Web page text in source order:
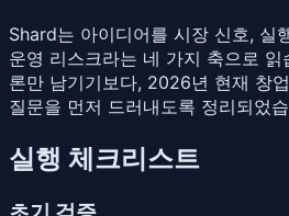
Shard는 아이디어를 시장 신호, 실
운영 리스크라는 네 가지 축으로
론만 남기기보다, 2026년 현재 창
질문을 먼저 드러내도록 정리되었
실행 체크리스트